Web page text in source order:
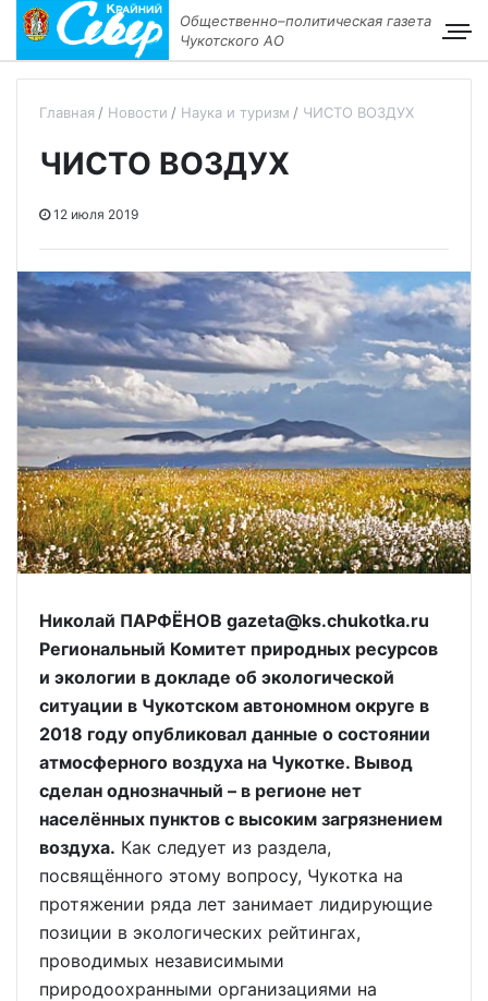
Общественно–политическая газета
Чукотского АО
Главная Новости Наука и туризм ЧИСТО ВОЗДУХ
ЧИСТО ВОЗДУХ
12 июля 2019
Николай ПАРФЁНОВ gazeta@ks.chukotka.ru
Региональный Комитет природных ресурсов
и экологии в докладе об экологической
ситуации в Чукотском автономном округе в
2018 году опубликовал данные о состоянии
атмосферного воздуха на Чукотке. Вывод
сделан однозначный – в регионе нет
населённых пунктов с высоким загрязнением
воздуха. Как следует из раздела,
посвящённого этому вопросу, Чукотка на
протяжении ряда лет занимает лидирующие
позиции в экологических рейтингах,
проводимых независимыми
природоохранными организациями на